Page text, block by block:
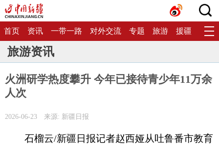
首页 资讯 一带一路 对外交流 专题 旅游 援疆 生态
旅游资讯
火洲研学热度攀升 今年已接待青少年11万余
人次
2026-06-23 来源: 新疆日报
石榴云/新疆日报记者赵西娅从吐鲁番市教育